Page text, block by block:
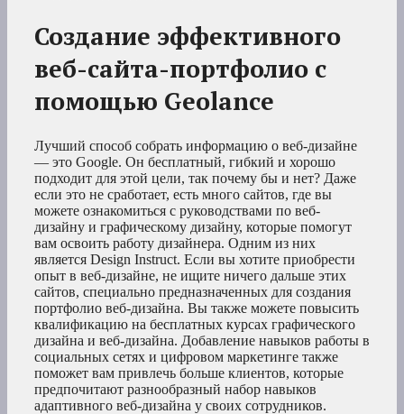
Создание эффективного
веб-сайта-портфолио с
помощью Geolance
Лучший способ собрать информацию о веб-дизайне
— это Google. Он бесплатный, гибкий и хорошо
подходит для этой цели, так почему бы и нет? Даже
если это не сработает, есть много сайтов, где вы
можете ознакомиться с руководствами по веб-
дизайну и графическому дизайну, которые помогут
вам освоить работу дизайнера. Одним из них
является Design Instruct. Если вы хотите приобрести
опыт в веб-дизайне, не ищите ничего дальше этих
сайтов, специально предназначенных для создания
портфолио веб-дизайна. Вы также можете повысить
квалификацию на бесплатных курсах графического
дизайна и веб-дизайна. Добавление навыков работы в
социальных сетях и цифровом маркетинге также
поможет вам привлечь больше клиентов, которые
предпочитают разнообразный набор навыков
адаптивного веб-дизайна у своих сотрудников.